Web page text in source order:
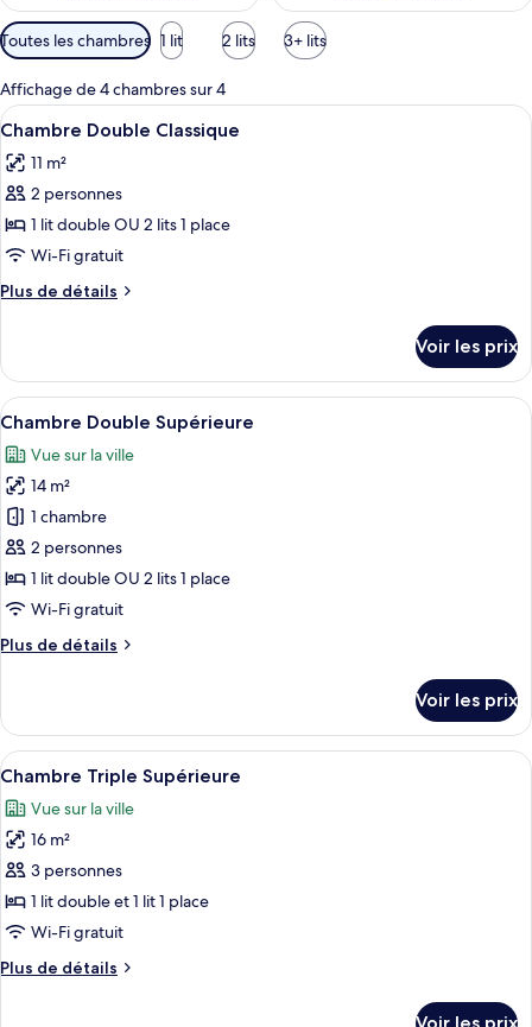
Filtres
disponibles
pour
les
chambres
Toutes les chambres 1 lit 2 lits 3+ lits
Affichage de 4 chambres sur 4
Afficher
toutes
les
photos
pour
ce
type
de
Chambre
Double
Classique
Une chambre d’hôtel avec un lit,
6
Chambre Double Classique
11 m²
2 personnes
1 lit double OU 2 lits 1 place
Wi-Fi gratuit
Plus de détails
Plus
le
type
de
Chambre
Double
Classique
Voir les prix
Afficher
toutes
les
photos
pour
ce
type
de
chambre :
Chambre
Une chambre d’hôtel avec un lit, un
10
Chambre Double Supérieure
Vue sur la ville
14 m²
1 chambre
2 personnes
1 lit double OU 2 lits 1 place
Wi-Fi gratuit
Plus de détails
Plus
le
type
de
Chambre
Double
Supérieure
Voir les prix
Afficher
toutes
les
photos
pour
ce
type
chambre :
Une chambre d’hôtel moderne
4
Chambre Triple Supérieure
Vue sur la ville
16 m²
3 personnes
1 lit double et 1 lit 1 place
Wi-Fi gratuit
Plus de détails
Plus